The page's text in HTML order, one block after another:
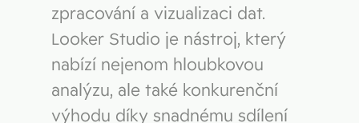
zpracování a vizualizaci dat.
Looker Studio je nástroj, který
nabízí nejenom hloubkovou
analýzu, ale také konkurenční
výhodu díky snadnému sdílení